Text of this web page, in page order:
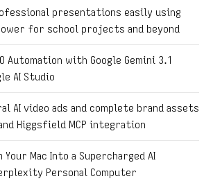
presentations easily using
power for school projects and beyond
Automation with Google Gemini 3.1
AI Studio
AI video ads and complete brand assets
Higgsfield MCP integration
Mac Into a Supercharged AI
Personal Computer